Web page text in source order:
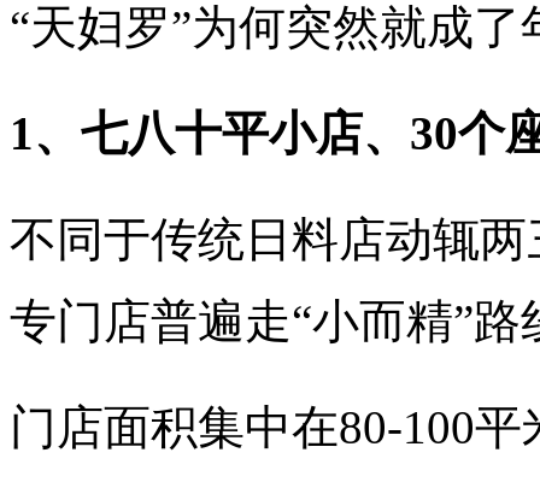
“天妇罗”为何突然就成
1、七八十平小店、30个
不同于传统日料店动辄
专门店普遍走“小而精”路
门店面积集中在80-100